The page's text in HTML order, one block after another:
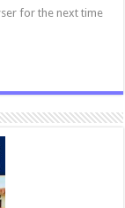
for the next time